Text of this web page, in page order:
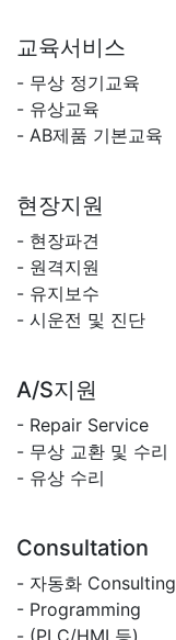
교육서비스
- 무상 정기교육
- 유상교육
- AB제품 기본교육
현장지원
- 현장파견
- 원격지원
- 유지보수
- 시운전 및 진단
A/S지원
- Repair Service
- 무상 교환 및 수리
- 유상 수리
Consultation
- 자동화 Consulting
- Programming
- (PLC/HMI 등)